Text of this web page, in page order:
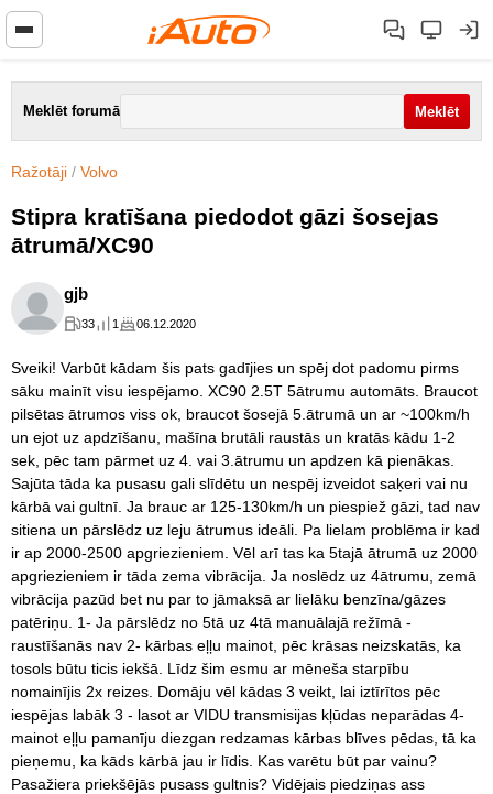
Meklēt forumā
Ražotāji / Volvo
Stipra kratīšana piedodot gāzi šosejas
ātrumā/XC90
gjb
33 1 06.12.2020
Sveiki! Varbūt kādam šis pats gadījies un spēj dot padomu pirms
sāku mainīt visu iespējamo. XC90 2.5T 5ātrumu automāts. Braucot
pilsētas ātrumos viss ok, braucot šosejā 5.ātrumā un ar ~100km/h
un ejot uz apdzīšanu, mašīna brutāli raustās un kratās kādu 1-2
sek, pēc tam pārmet uz 4. vai 3.ātrumu un apdzen kā pienākas.
Sajūta tāda ka pusasu gali slīdētu un nespēj izveidot saķeri vai nu
kārbā vai gultnī. Ja brauc ar 125-130km/h un piespiež gāzi, tad nav
sitiena un pārslēdz uz leju ātrumus ideāli. Pa lielam problēma ir kad
ir ap 2000-2500 apgriezieniem. Vēl arī tas ka 5tajā ātrumā uz 2000
apgriezieniem ir tāda zema vibrācija. Ja noslēdz uz 4ātrumu, zemā
vibrācija pazūd bet nu par to jāmaksā ar lielāku benzīna/gāzes
patēriņu. 1- Ja pārslēdz no 5tā uz 4tā manuālajā režīmā -
raustīšanās nav 2- kārbas eļļu mainot, pēc krāsas neizskatās, ka
tosols būtu ticis iekšā. Līdz šim esmu ar mēneša starpību
nomainījis 2x reizes. Domāju vēl kādas 3 veikt, lai iztīrītos pēc
iespējas labāk 3 - lasot ar VIDU transmisijas kļūdas neparādas 4-
mainot eļļu pamanīju diezgan redzamas kārbas blīves pēdas, tā ka
pieņemu, ka kāds kārbā jau ir līdis. Kas varētu būt par vainu?
Pasažiera priekšējās pusass gultnis? Vidējais piedziņas ass